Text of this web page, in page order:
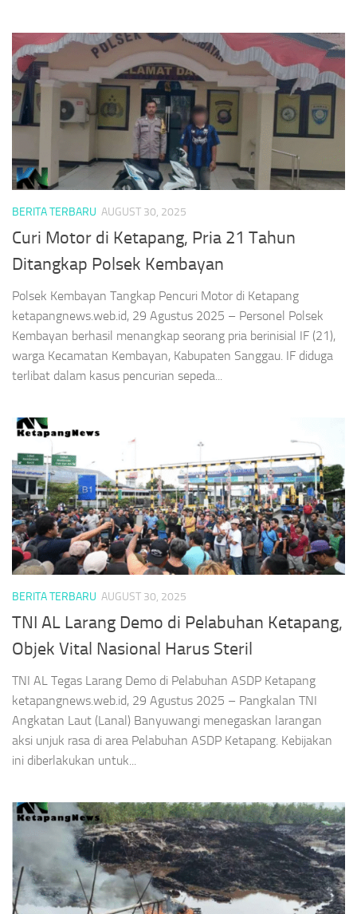
BERITA TERBARU AUGUST 30, 2025
Curi Motor di Ketapang, Pria 21 Tahun
Ditangkap Polsek Kembayan
Polsek Kembayan Tangkap Pencuri Motor di Ketapang
ketapangnews.web.id, 29 Agustus 2025 – Personel Polsek
Kembayan berhasil menangkap seorang pria berinisial IF (21),
warga Kecamatan Kembayan, Kabupaten Sanggau. IF diduga
terlibat dalam kasus pencurian sepeda...
BERITA TERBARU AUGUST 30, 2025
TNI AL Larang Demo di Pelabuhan Ketapang,
Objek Vital Nasional Harus Steril
TNI AL Tegas Larang Demo di Pelabuhan ASDP Ketapang
ketapangnews.web.id, 29 Agustus 2025 – Pangkalan TNI
Angkatan Laut (Lanal) Banyuwangi menegaskan larangan
aksi unjuk rasa di area Pelabuhan ASDP Ketapang. Kebijakan
ini diberlakukan untuk...